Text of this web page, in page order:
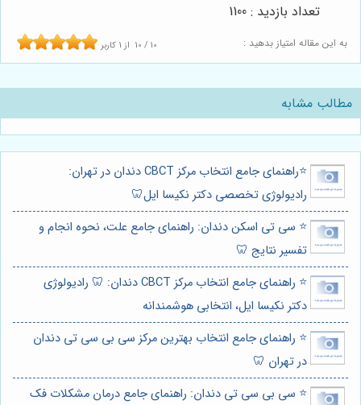
به این مقاله امتیاز بدهید : 10 / 10 از 1 کاربر
تعداد بازدید : 1100
مطالب مشابه
⭐️راهنمای جامع انتخاب مرکز CBCT دندان در تهران:
رادیولوژی تخصصی دکتر نکیسا ایل🦷
⭐️ سی تی اسکن دندان: راهنمای جامع علت، نحوه انجام و
تفسیر نتایج 🦷
⭐️ راهنمای جامع انتخاب مرکز CBCT دندان: 🦷 رادیولوژی
دکتر نکیسا ایل، انتخابی هوشمندانه
⭐️ راهنمای جامع انتخاب بهترین مرکز سی بی سی تی دندان
در تهران 🦷
⭐️ سی بی سی تی دندان: راهنمای جامع درمان مشکلات فک